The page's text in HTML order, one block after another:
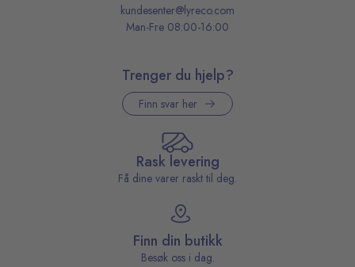
kundesenter@lyreco.com
Man-Fre 08:00-16:00
Trenger du hjelp?
Finn svar her
Rask levering
Få dine varer raskt til deg.
Finn din butikk
Besøk oss i dag.